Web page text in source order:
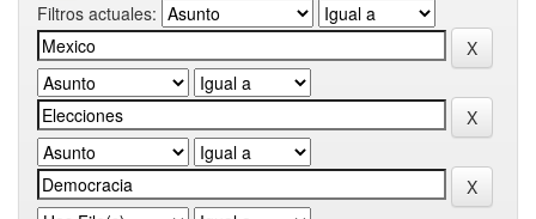
Filtros actuales: